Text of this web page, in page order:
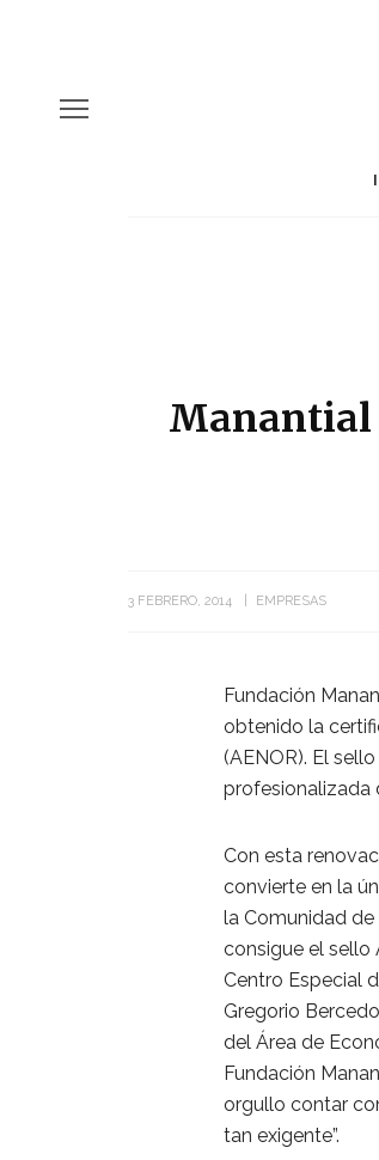
Manantial
3 FEBRERO, 2014 EMPRESAS
Fundación
obtenido la
(AENOR). El
profesionalizada
Con esta
convierte en la
la Comunidad
consigue el sello
Centro Especial
Gregorio
del Área de
Fundación
orgullo contar
tan exigente”.